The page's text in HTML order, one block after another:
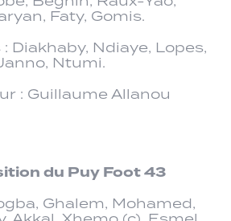
Faty, Gomis.
Diakhaby, Ndiaye, Lopes,
Ntumi.
: Guillaume Allanou
du Puy Foot 43
Ghalem, Mohamed,